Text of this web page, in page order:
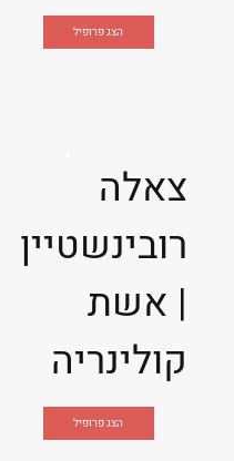
הצג פרופיל
צאלה
רובינשטיין
| אשת
קולינריה
הצג פרופיל